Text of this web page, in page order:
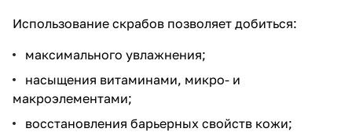
Использование скрабов позволяет добиться:
максимального увлажнения;
насыщения витаминами, микро- и
макроэлементами;
восстановления барьерных свойств кожи;